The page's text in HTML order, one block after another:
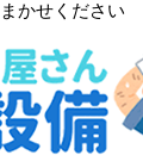
かせください